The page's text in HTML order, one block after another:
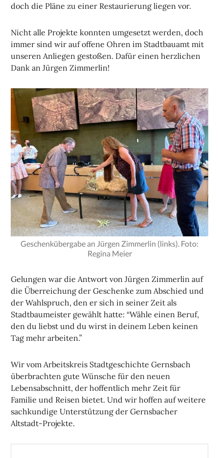
doch die Pläne zu einer Restaurierung liegen vor.
Nicht alle Projekte konnten umgesetzt werden, doch
immer sind wir auf offene Ohren im Stadtbauamt mit
unseren Anliegen gestoßen. Dafür einen herzlichen
Dank an Jürgen Zimmerlin!
Geschenkübergabe an Jürgen Zimmerlin (links). Foto:
Regina Meier
Gelungen war die Antwort von Jürgen Zimmerlin auf
die Überreichung der Geschenke zum Abschied und
der Wahlspruch, den er sich in seiner Zeit als
Stadtbaumeister gewählt hatte: “Wähle einen Beruf,
den du liebst und du wirst in deinem Leben keinen
Tag mehr arbeiten.”
Wir vom Arbeitskreis Stadtgeschichte Gernsbach
überbrachten gute Wünsche für den neuen
Lebensabschnitt, der hoffentlich mehr Zeit für
Familie und Reisen bietet. Und wir hoffen auf weitere
sachkundige Unterstützung der Gernsbacher
Altstadt-Projekte.